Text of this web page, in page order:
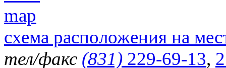
схема расположения на
тел/факс (831) 229-69-13,